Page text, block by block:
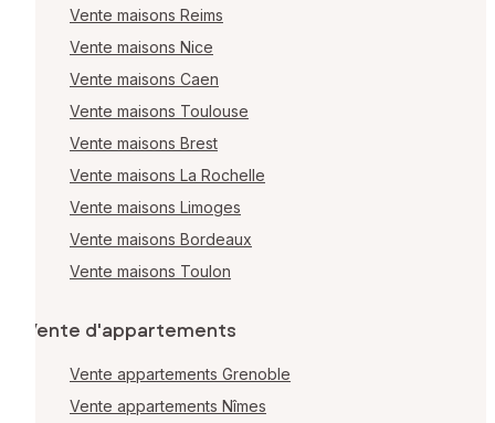
Vente maisons Reims
Vente maisons Nice
Vente maisons Caen
Vente maisons Toulouse
Vente maisons Brest
Vente maisons La Rochelle
Vente maisons Limoges
Vente maisons Bordeaux
Vente maisons Toulon
Vente d'appartements
Vente appartements Grenoble
Vente appartements Nîmes